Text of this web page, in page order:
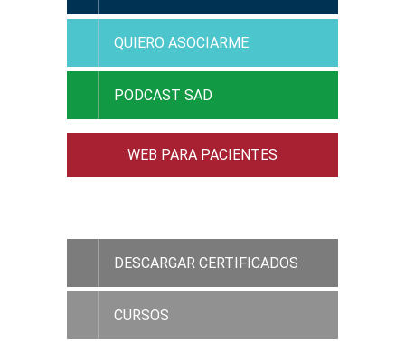
QUIERO ASOCIARME
PODCAST SAD
WEB PARA PACIENTES
DESCARGAR CERTIFICADOS
CURSOS